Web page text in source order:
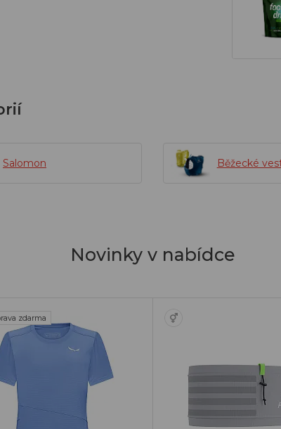
Salomon Běžecké
Novinky v nabídce
zdarma